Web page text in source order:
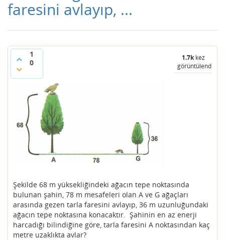
faresini avlayıp, ...
1
0
1.7kkez
görüntülendi
Şekilde 68 m yüksekliğindeki ağacın tepe noktasında
bulunan şahin, 78 m mesafeleri olan A ve G ağaçları
arasında gezen tarla faresini avlayıp, 36 m uzunluğundaki
ağacın tepe noktasına konacaktır. Şahinin en az enerji
harcadığı bilindiğine göre, tarla faresini A noktasından kaç
metre uzaklıkta avlar?